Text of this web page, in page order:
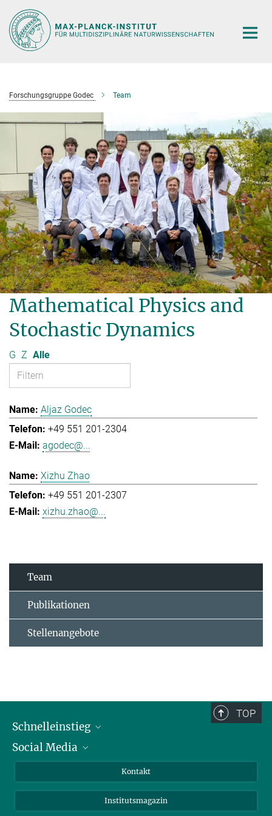
Hauptinhalt
Forschungsgruppe Godec Team
Mathematical Physics and
Stochastic Dynamics
G Z Alle
Aljaz Godec
+49 551 201-2304
agodec@...
Xizhu Zhao
+49 551 201-2307
xizhu.zhao@...
Team
Publikationen
Stellenangebote
TOP
Schnelleinstieg
Alumni
Social Media
Facebook
Kontakt
Institutsmagazin